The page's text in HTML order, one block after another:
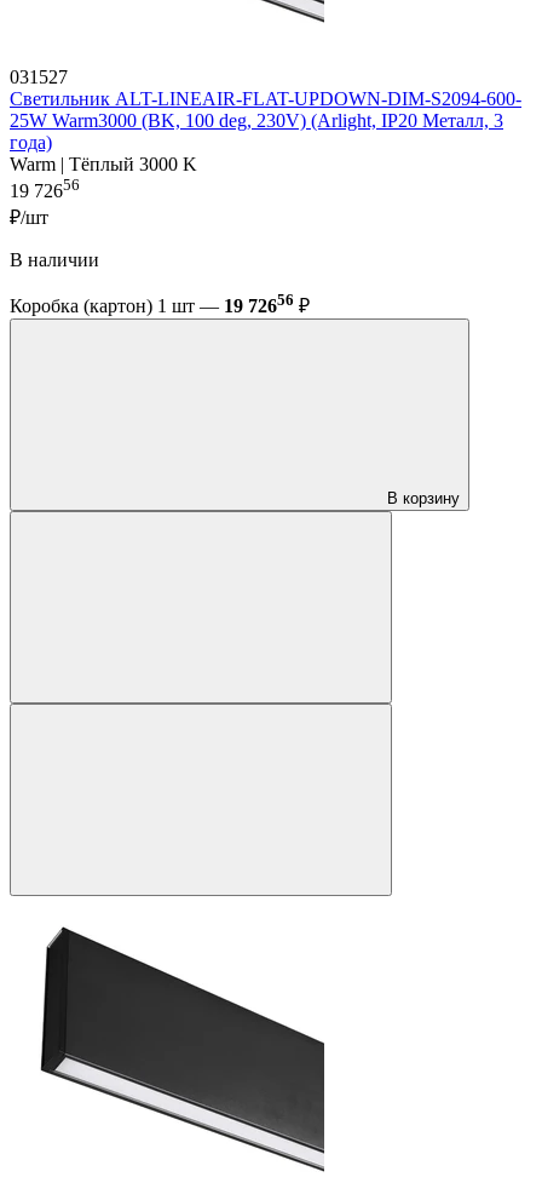
031527
Светильник ALT-LINEAIR-FLAT-UPDOWN-DIM-S2094-600-
25W Warm3000 (BK, 100 deg, 230V) (Arlight, IP20 Металл, 3
года)
Warm | Тёплый 3000 K
19 72656
₽/шт
В наличии
Коробка (картон) 1 шт — 19 72656 ₽
В корзину